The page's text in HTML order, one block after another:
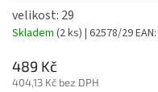
velikost: 29
Skladem (2 ks) | 62578/29EAN:
489 Kč
404,13 Kč bez DPH